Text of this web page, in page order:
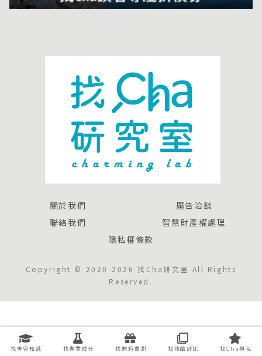
關於我們
廣告洽談
聯絡我們
智慧財產權處理
隱私權條款
Copyright © 2020-2026 找Cha研究室 All Rights
Reserved.
找美容知識 找專業成分 找開箱實測 找殘酷評比 找Cha與我